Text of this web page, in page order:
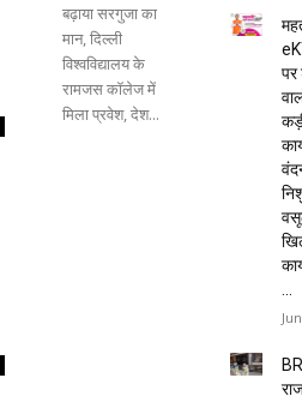
बढ़ाया सरगुजा का
मान, दिल्ली
विश्वविद्यालय के
रामजस कॉलेज में
मिला प्रवेश, देश...